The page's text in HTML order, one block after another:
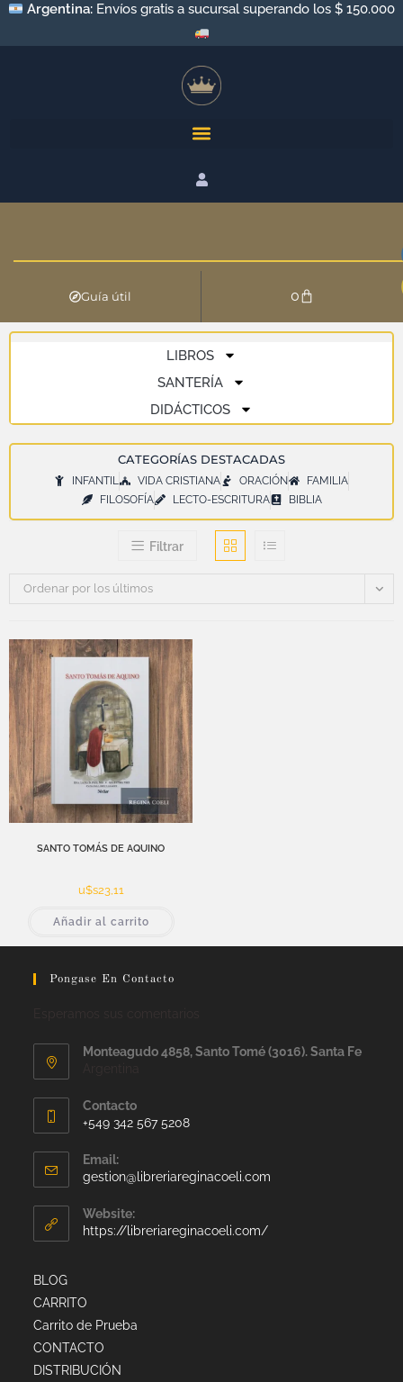
Argentina: Envíos gratis a sucursal superando los $ 150.000
Guía útil 0
LIBROS
SANTERÍA
DIDÁCTICOS
CATEGORÍAS DESTACADAS
INFANTIL VIDA CRISTIANA ORACIÓN
FAMILIA
FILOSOFÍA
LECTO-ESCRITURA BIBLIA
Filtrar
Ordenar por los últimos
SANTO TOMÁS DE AQUINO
u$s23,11
Añadir al carrito
Pongase En Contacto
Monteagudo 4858, Santo Tomé (3016). Santa Fe
Contacto
+549 342 567 5208
Email:
gestion@libreriareginacoeli.com
Website:
https://libreriareginacoeli.com/
BLOG
CARRITO
Carrito de Prueba
CONTACTO
DISTRIBUCIÓN